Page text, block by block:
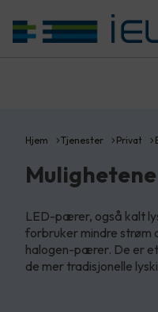
Hjem Tjenester Privat
LED-pærer, også kalt
forbruker mindre strøm
halogen-pærer. De er
de mer tradisjonelle